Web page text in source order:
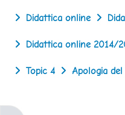
Didattica online
Didattica online 2014/
Topic 4 Apologia